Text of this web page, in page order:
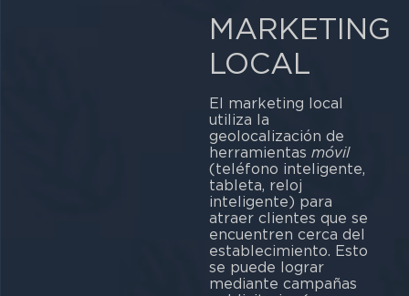
MARKETING
LOCAL
El marketing local
utiliza la
geolocalización de
herramientas móvil
(teléfono inteligente,
tableta, reloj
inteligente) para
atraer clientes que se
encuentren cerca del
establecimiento. Esto
se puede lograr
mediante campañas